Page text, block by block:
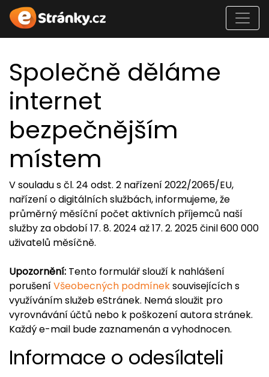
Společně děláme
internet
bezpečnějším
místem
V souladu s čl. 24 odst. 2 nařízení 2022/2065/EU,
nařízení o digitálních službách, informujeme, že
průměrný měsíční počet aktivních příjemců naší
služby za období 17. 8. 2024 až 17. 2. 2025 činil 600 000
uživatelů měsíčně.
Upozornění: Tento formulář slouží k nahlášení
porušeníVšeobecných podmíneksouvisejících s
využíváním služeb eStránek. Nemá sloužit pro
vyrovnávání účtů nebo k poškození autora stránek.
Každý e-mail bude zaznamenán a vyhodnocen.
Informace o odesílateli